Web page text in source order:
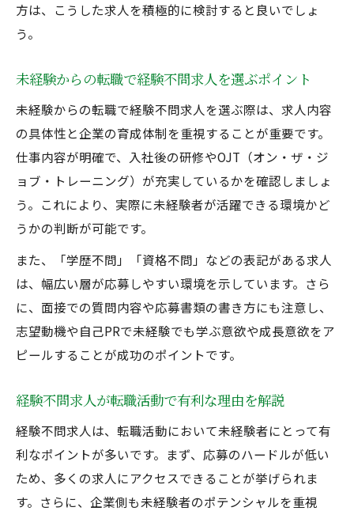
方は、こうした求人を積極的に検討すると良いでしょ
う。
未経験からの転職で経験不問求人を選ぶポイント
未経験からの転職で経験不問求人を選ぶ際は、求人内容
の具体性と企業の育成体制を重視することが重要です。
仕事内容が明確で、入社後の研修やOJT（オン・ザ・ジ
ョブ・トレーニング）が充実しているかを確認しましょ
う。これにより、実際に未経験者が活躍できる環境かど
うかの判断が可能です。
また、「学歴不問」「資格不問」などの表記がある求人
は、幅広い層が応募しやすい環境を示しています。さら
に、面接での質問内容や応募書類の書き方にも注意し、
志望動機や自己PRで未経験でも学ぶ意欲や成長意欲をア
ピールすることが成功のポイントです。
経験不問求人が転職活動で有利な理由を解説
経験不問求人は、転職活動において未経験者にとって有
利なポイントが多いです。まず、応募のハードルが低い
ため、多くの求人にアクセスできることが挙げられま
す。さらに、企業側も未経験者のポテンシャルを重視